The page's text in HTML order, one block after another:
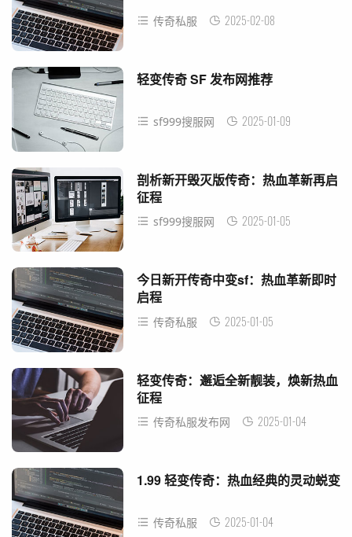
传奇私服 2025-02-08
轻变传奇 SF 发布网推荐
sf999搜服网 2025-01-09
剖析新开毁灭版传奇：热血革新再启
征程
sf999搜服网 2025-01-05
今日新开传奇中变sf：热血革新即时
启程
传奇私服 2025-01-05
轻变传奇：邂逅全新靓装，焕新热血
征程
传奇私服发布网 2025-01-04
1.99 轻变传奇：热血经典的灵动蜕变
传奇私服 2025-01-04